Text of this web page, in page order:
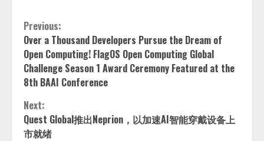
Continue
Reading
Previous:
Over a Thousand Developers Pursue the Dream of
Open Computing! FlagOS Open Computing Global
Challenge Season 1 Award Ceremony Featured at the
8th BAAI Conference
Next:
Quest Global推出Neprion，以加速AI智能穿戴设备上
市就绪